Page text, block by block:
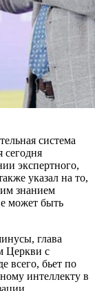
система
сегодня
экспертного,
указал на то,
знанием
может быть
глава
Церкви с
всего, бьет по
интеллекту в